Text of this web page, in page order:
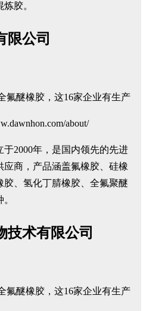
胶。
限公司
about/
于2000年，是国内领先的先进
商，产品涵盖氟橡胶、硅橡
、氢化丁腈橡胶、全氟聚醚
技术有限公司